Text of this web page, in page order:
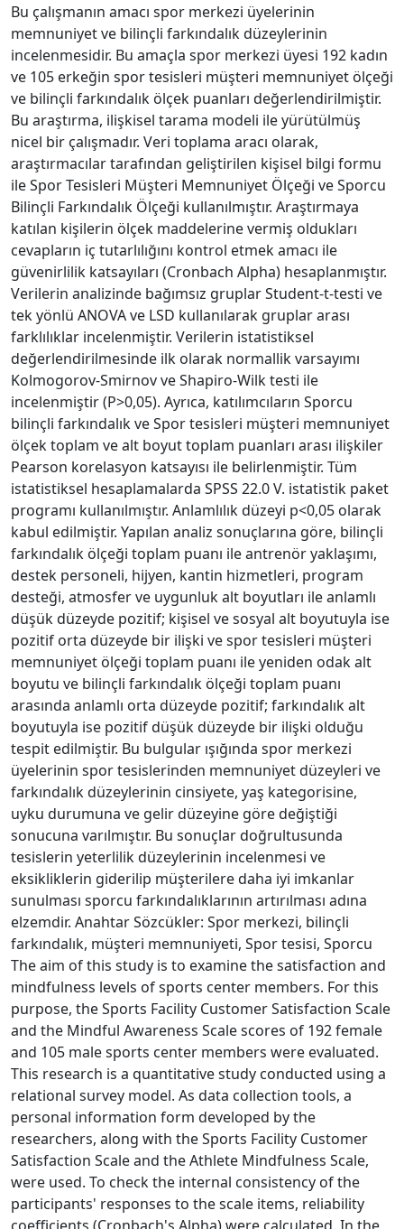
Bu çalışmanın amacı spor merkezi üyelerinin
memnuniyet ve bilinçli farkındalık düzeylerinin
incelenmesidir. Bu amaçla spor merkezi üyesi 192 kadın
ve 105 erkeğin spor tesisleri müşteri memnuniyet ölçeği
ve bilinçli farkındalık ölçek puanları değerlendirilmiştir.
Bu araştırma, ilişkisel tarama modeli ile yürütülmüş
nicel bir çalışmadır. Veri toplama aracı olarak,
araştırmacılar tarafından geliştirilen kişisel bilgi formu
ile Spor Tesisleri Müşteri Memnuniyet Ölçeği ve Sporcu
Bilinçli Farkındalık Ölçeği kullanılmıştır. Araştırmaya
katılan kişilerin ölçek maddelerine vermiş oldukları
cevapların iç tutarlılığını kontrol etmek amacı ile
güvenirlilik katsayıları (Cronbach Alpha) hesaplanmıştır.
Verilerin analizinde bağımsız gruplar Student-t-testi ve
tek yönlü ANOVA ve LSD kullanılarak gruplar arası
farklılıklar incelenmiştir. Verilerin istatistiksel
değerlendirilmesinde ilk olarak normallik varsayımı
Kolmogorov-Smirnov ve Shapiro-Wilk testi ile
incelenmiştir (P>0,05). Ayrıca, katılımcıların Sporcu
bilinçli farkındalık ve Spor tesisleri müşteri memnuniyet
ölçek toplam ve alt boyut toplam puanları arası ilişkiler
Pearson korelasyon katsayısı ile belirlenmiştir. Tüm
istatistiksel hesaplamalarda SPSS 22.0 V. istatistik paket
programı kullanılmıştır. Anlamlılık düzeyi p<0,05 olarak
kabul edilmiştir. Yapılan analiz sonuçlarına göre, bilinçli
farkındalık ölçeği toplam puanı ile antrenör yaklaşımı,
destek personeli, hijyen, kantin hizmetleri, program
desteği, atmosfer ve uygunluk alt boyutları ile anlamlı
düşük düzeyde pozitif; kişisel ve sosyal alt boyutuyla ise
pozitif orta düzeyde bir ilişki ve spor tesisleri müşteri
memnuniyet ölçeği toplam puanı ile yeniden odak alt
boyutu ve bilinçli farkındalık ölçeği toplam puanı
arasında anlamlı orta düzeyde pozitif; farkındalık alt
boyutuyla ise pozitif düşük düzeyde bir ilişki olduğu
tespit edilmiştir. Bu bulgular ışığında spor merkezi
üyelerinin spor tesislerinden memnuniyet düzeyleri ve
farkındalık düzeylerinin cinsiyete, yaş kategorisine,
uyku durumuna ve gelir düzeyine göre değiştiği
sonucuna varılmıştır. Bu sonuçlar doğrultusunda
tesislerin yeterlilik düzeylerinin incelenmesi ve
eksikliklerin giderilip müşterilere daha iyi imkanlar
sunulması sporcu farkındalıklarının artırılması adına
elzemdir. Anahtar Sözcükler: Spor merkezi, bilinçli
farkındalık, müşteri memnuniyeti, Spor tesisi, Sporcu
The aim of this study is to examine the satisfaction and
mindfulness levels of sports center members. For this
purpose, the Sports Facility Customer Satisfaction Scale
and the Mindful Awareness Scale scores of 192 female
and 105 male sports center members were evaluated.
This research is a quantitative study conducted using a
relational survey model. As data collection tools, a
personal information form developed by the
researchers, along with the Sports Facility Customer
Satisfaction Scale and the Athlete Mindfulness Scale,
were used. To check the internal consistency of the
participants' responses to the scale items, reliability